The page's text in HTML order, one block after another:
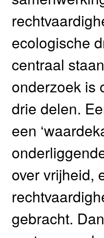
ecologische
centraal
onderzoek is
drie delen.
een
over vrijheid,
gebracht.